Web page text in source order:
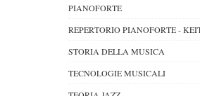
PIANOFORTE
REPERTORIO PIANOFORTE -
STORIA DELLA MUSICA
TECNOLOGIE MUSICALI